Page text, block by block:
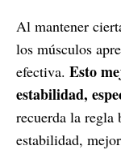
Al mantener
los músculos
efectiva. Esto
estabilidad,
recuerda la regla
estabilidad,